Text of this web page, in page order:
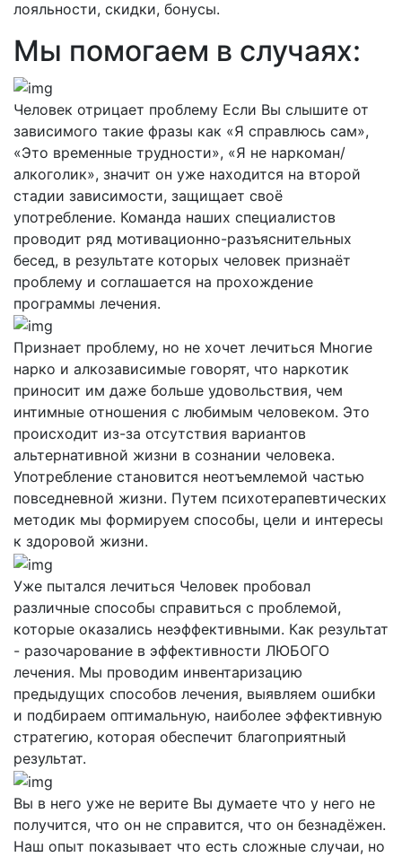
лояльности, скидки, бонусы.
Мы помогаем в случаях:
Человек отрицает проблему Если Вы слышите от
зависимого такие фразы как «Я справлюсь сам»,
«Это временные трудности», «Я не наркоман/
алкоголик», значит он уже находится на второй
стадии зависимости, защищает своё
употребление. Команда наших специалистов
проводит ряд мотивационно-разъяснительных
бесед, в результате которых человек признаёт
проблему и соглашается на прохождение
программы лечения.
Признает проблему, но не хочет лечиться Многие
нарко и алкозависимые говорят, что наркотик
приносит им даже больше удовольствия, чем
интимные отношения с любимым человеком. Это
происходит из-за отсутствия вариантов
альтернативной жизни в сознании человека.
Употребление становится неотъемлемой частью
повседневной жизни. Путем психотерапевтических
методик мы формируем способы, цели и интересы
к здоровой жизни.
Уже пытался лечиться Человек пробовал
различные способы справиться с проблемой,
которые оказались неэффективными. Как результат
- разочарование в эффективности ЛЮБОГО
лечения. Мы проводим инвентаризацию
предыдущих способов лечения, выявляем ошибки
и подбираем оптимальную, наиболее эффективную
стратегию, которая обеспечит благоприятный
результат.
Вы в него уже не верите Вы думаете что у него не
получится, что он не справится, что он безнадёжен.
Наш опыт показывает что есть сложные случаи, но